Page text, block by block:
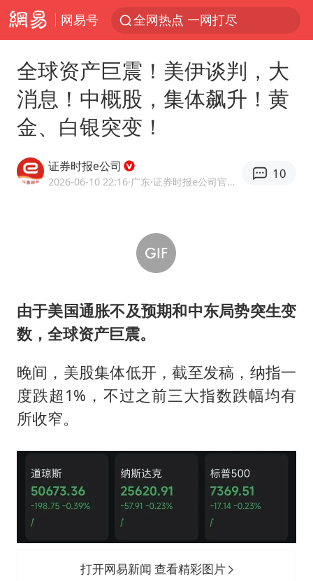
网易号 全网热点 一网打尽
全球资产巨震！美伊谈判，大
消息！中概股，集体飙升！黄
金、白银突变！
证券时报e公司
2026-06-10 22:16·广东 ·证券时报e公司官方账号
10
由于美国通胀不及预期和中东局势突生变
数，全球资产巨震。
晚间，美股集体低开，截至发稿，纳指一
度跌超1%，不过之前三大指数跌幅均有
所收窄。
打开网易新闻 查看精彩图片